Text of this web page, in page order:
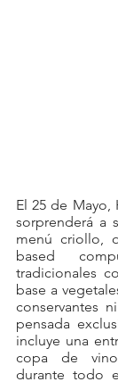
El 25 de Mayo,
sorprenderá a
menú criollo,
based
tradicionales
base a
conservantes
pensada
incluye una
copa de
durante todo